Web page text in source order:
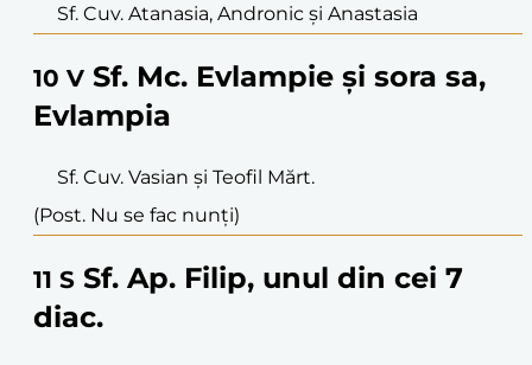
Sf. Cuv. Atanasia, Andronic și Anastasia
10 V Sf. Mc. Evlampie și sora sa,
Evlampia
Sf. Cuv. Vasian și Teofil Mărt.
(Post. Nu se fac nunți)
11 S Sf. Ap. Filip, unul din cei 7
diac.